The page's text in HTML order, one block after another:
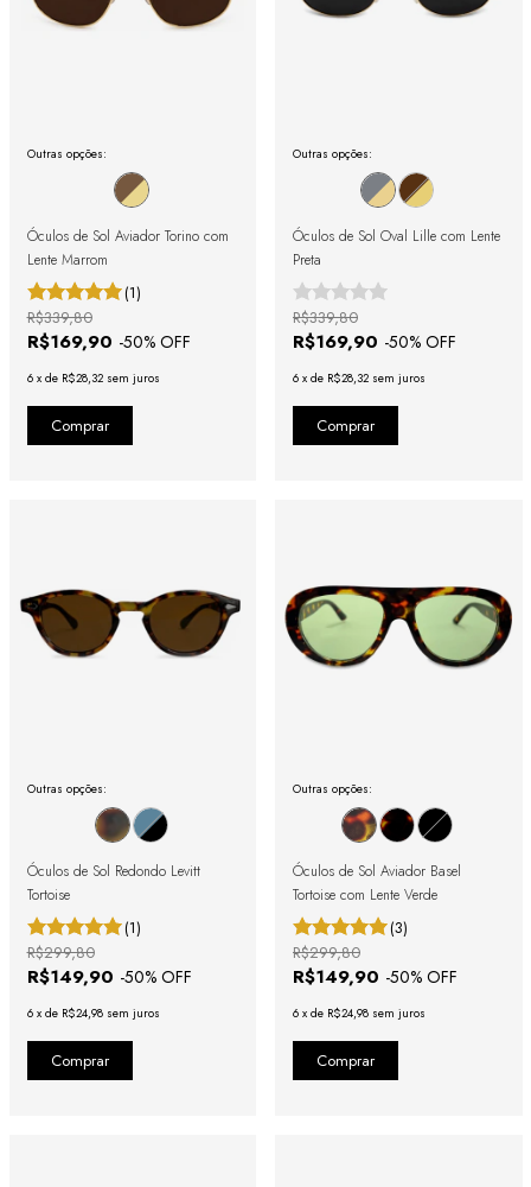
Outras opções:
Óculos de Sol Aviador Torino com
Lente Marrom
(1)
R$169,90 -50% OFF
R$339,80
6 x de R$28,32 sem juros
Outras opções:
Óculos de Sol Oval Lille com Lente
Preta
R$169,90 -50% OFF
R$339,80
6 x de R$28,32 sem juros
Outras opções:
Óculos de Sol Redondo Levitt
Tortoise
(1)
R$149,90 -50% OFF
R$299,80
6 x de R$24,98 sem juros
Outras opções:
Óculos de Sol Aviador Basel
Tortoise com Lente Verde
(3)
R$149,90 -50% OFF
R$299,80
6 x de R$24,98 sem juros